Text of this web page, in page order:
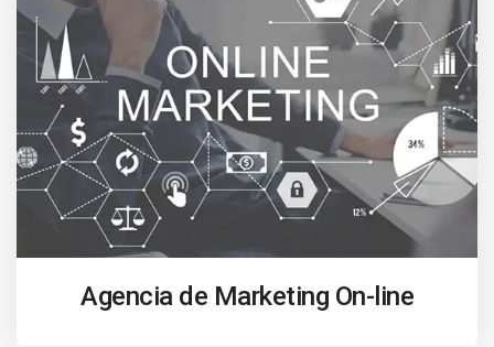
Agencia de Marketing On-line